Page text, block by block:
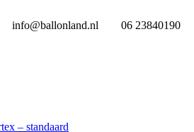
info@ballonland.nl 06 23840190
– standaard